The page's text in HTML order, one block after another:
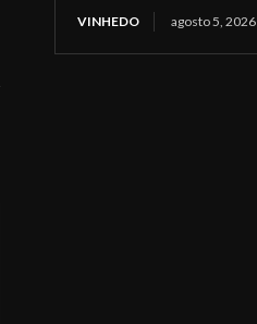
VINHEDO agosto 5, 2026